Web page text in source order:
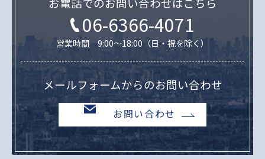
06-6366-4071
営業時間 9:00～18:00（日・祝を除く）
メールフォームからのお問い合わせ
お問い合わせ